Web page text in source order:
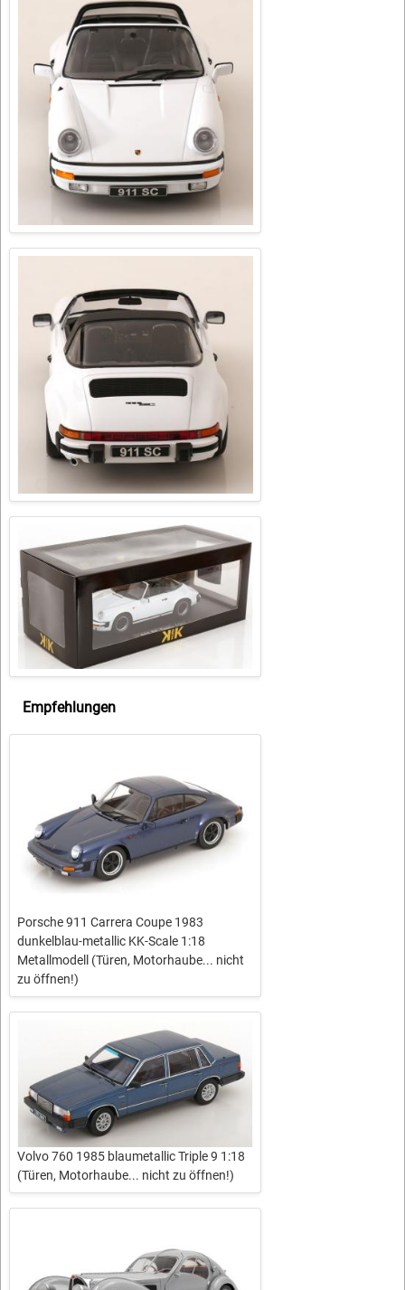
Empfehlungen
Porsche 911 Carrera Coupe 1983
dunkelblau-metallic KK-Scale 1:18
Metallmodell (Türen, Motorhaube... nicht
zu öffnen!)
Volvo 760 1985 blaumetallic Triple 9 1:18
(Türen, Motorhaube... nicht zu öffnen!)